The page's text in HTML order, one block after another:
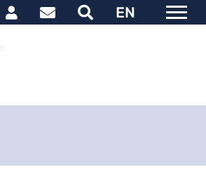
Link utili utente
EN